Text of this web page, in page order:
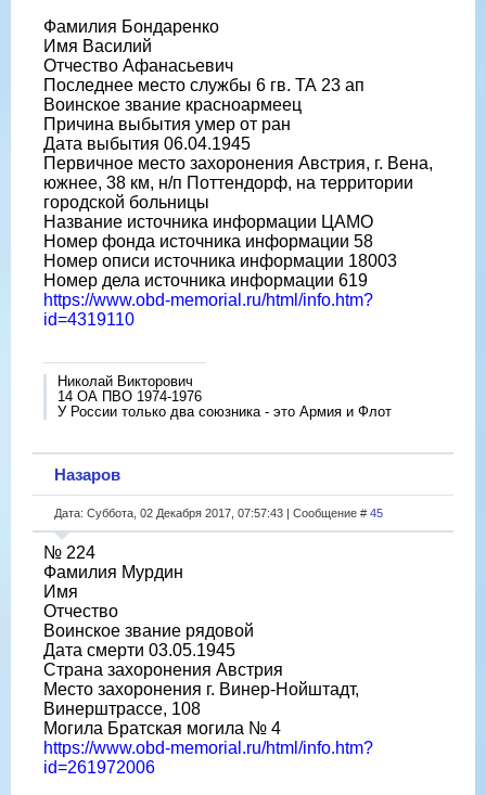
Фамилия Бондаренко
Имя Василий
Отчество Афанасьевич
Последнее место службы 6 гв. ТА 23 ап
Воинское звание красноармеец
Причина выбытия умер от ран
Дата выбытия 06.04.1945
Первичное место захоронения Австрия, г. Вена,
южнее, 38 км, н/п Поттендорф, на территории
городской больницы
Название источника информации ЦАМО
Номер фонда источника информации 58
Номер описи источника информации 18003
Номер дела источника информации 619
https://www.obd-memorial.ru/html/info.htm?
id=4319110
Николай Викторович
14 ОА ПВО 1974-1976
У России только два союзника - это Армия и Флот
Назаров
Дата: Суббота, 02 Декабря 2017, 07:57:43 | Сообщение # 45
№ 224
Фамилия Мурдин
Имя
Отчество
Воинское звание рядовой
Дата смерти 03.05.1945
Страна захоронения Австрия
Место захоронения г. Винер-Нойштадт,
Винерштрассе, 108
Могила Братская могила № 4
https://www.obd-memorial.ru/html/info.htm?
id=261972006